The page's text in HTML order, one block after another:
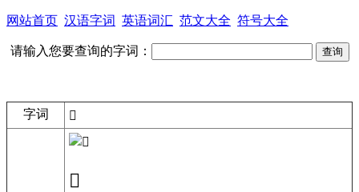
网站首页 汉语字词 英语词汇 范文大全 符号大全
请输入您要查询的字词：
字词 𢮧
𢮧